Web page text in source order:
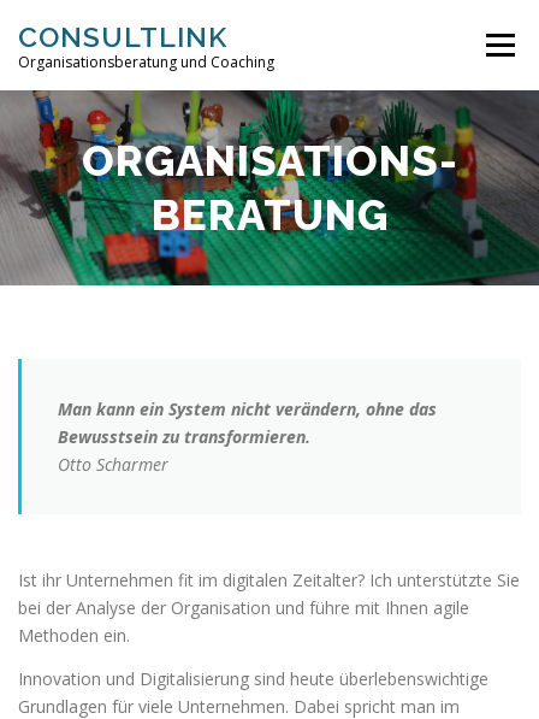
Inhalt
springen
CONSULTLINK
Organisationsberatung und Coaching
Menü
ORGANISATIONS­BERATUNG COACHING
ABOUT KONTAKT COOKIE-RICHTLINIE (EU)
ORGANISATIONS­
BERATUNG
Man kann ein System nicht verändern, ohne das
Bewusstsein zu transformieren.
Otto Scharmer
Ist ihr Unternehmen fit im digitalen Zeitalter? Ich unterstützte Sie
bei der Analyse der Organisation und führe mit Ihnen agile
Methoden ein.
Innovation und Digitalisierung sind heute überlebenswichtige
Grundlagen für viele Unternehmen. Dabei spricht man im